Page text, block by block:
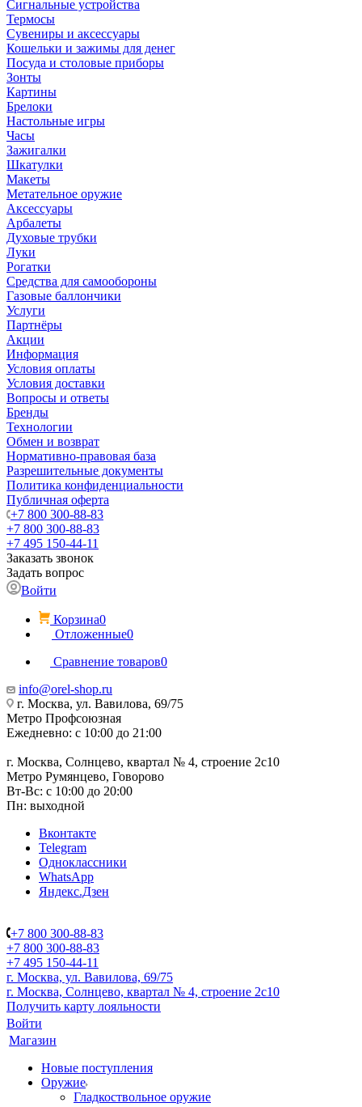
Сигнальные устройства
Термосы
Сувениры и аксессуары
Кошельки и зажимы для денег
Посуда и столовые приборы
Зонты
Картины
Брелоки
Настольные игры
Часы
Зажигалки
Шкатулки
Макеты
Метательное оружие
Аксессуары
Арбалеты
Духовые трубки
Луки
Рогатки
Средства для самообороны
Газовые баллончики
Услуги
Партнёры
Акции
Информация
Условия оплаты
Условия доставки
Вопросы и ответы
Бренды
Технологии
Обмен и возврат
Нормативно-правовая база
Разрешительные документы
Политика конфиденциальности
Публичная оферта
+7 800 300-88-83
+7 800 300-88-83
+7 495 150-44-11
Заказать звонок
Задать вопрос
Войти
Корзина0
Отложенные0
Сравнение товаров0
info@orel-shop.ru
г. Москва, ул. Вавилова, 69/75
Метро Профсоюзная
Ежедневно: с 10:00 до 21:00
г. Москва, Солнцево, квартал № 4, строение 2с10
Метро Румянцево, Говорово
Вт-Вс: с 10:00 до 20:00
Пн: выходной
Вконтакте
Telegram
Одноклассники
WhatsApp
Яндекс.Дзен
+7 800 300-88-83
+7 800 300-88-83
+7 495 150-44-11
г. Москва, ул. Вавилова, 69/75
г. Москва, Солнцево, квартал № 4, строение 2с10
Получить карту лояльности
Войти
Магазин
Новые поступления
Оружие
Гладкоствольное оружие